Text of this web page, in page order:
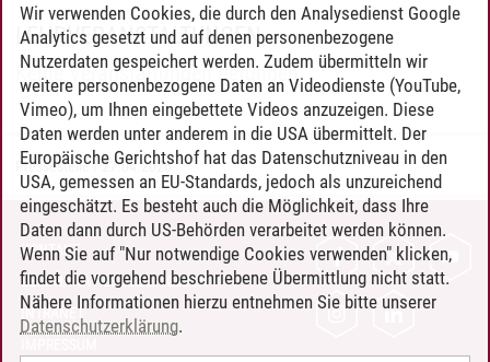
LEHRVERANSTALTUNGEN
Keine Veranstaltungen gefunden.
Pressestelle/27.04.2026
KONTAKT
LEUPHANA ALS ARBEITGEBER
INTRANET
Wir verwenden Cookies, die durch den Analysedienst Google
Analytics gesetzt und auf denen personenbezogene
Nutzerdaten gespeichert werden. Zudem übermitteln wir
weitere personenbezogene Daten an Videodienste (YouTube,
Vimeo), um Ihnen eingebettete Videos anzuzeigen. Diese
Daten werden unter anderem in die USA übermittelt. Der
Europäische Gerichtshof hat das Datenschutzniveau in den
USA, gemessen an EU-Standards, jedoch als unzureichend
eingeschätzt. Es besteht auch die Möglichkeit, dass Ihre
Daten dann durch US-Behörden verarbeitet werden können.
Wenn Sie auf "Nur notwendige Cookies verwenden" klicken,
findet die vorgehend beschriebene Übermittlung nicht statt.
Nähere Informationen hierzu entnehmen Sie bitte unserer
Datenschutzerklärung.